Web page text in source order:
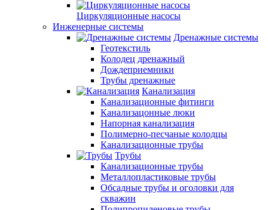
Циркуляционные насосы
Инженерные системы
Дренажные системы
Геотекстиль
Колодец дренажный
Дождеприемники
Трубы дренажные
Канализация
Канализационные фитинги
Канализацонные люки
Напорная канализация
Полимерно-песчаные колодцы
Канализационные трубы
Трубы
Канализационные трубы
Металлопластиковые трубы
Обсадные трубы и оголовки для
скважин